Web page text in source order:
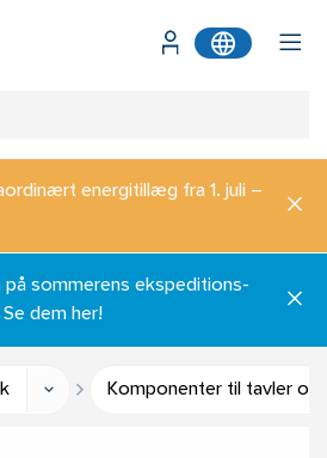
energitillæg fra 1. juli –
sommerens ekspeditions-
dem her!
Komponenter til tavler og